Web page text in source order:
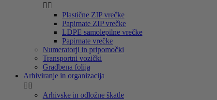
 
Plastične ZIP vrečke
Papirnate ZIP vrečke
LDPE samolepilne vrečke
Papirnate vrečke
Numeratorji in pripomočki
Transportni vozički
Gradbena folija
Arhiviranje in organizacija
 
Arhivske in odložne škatle